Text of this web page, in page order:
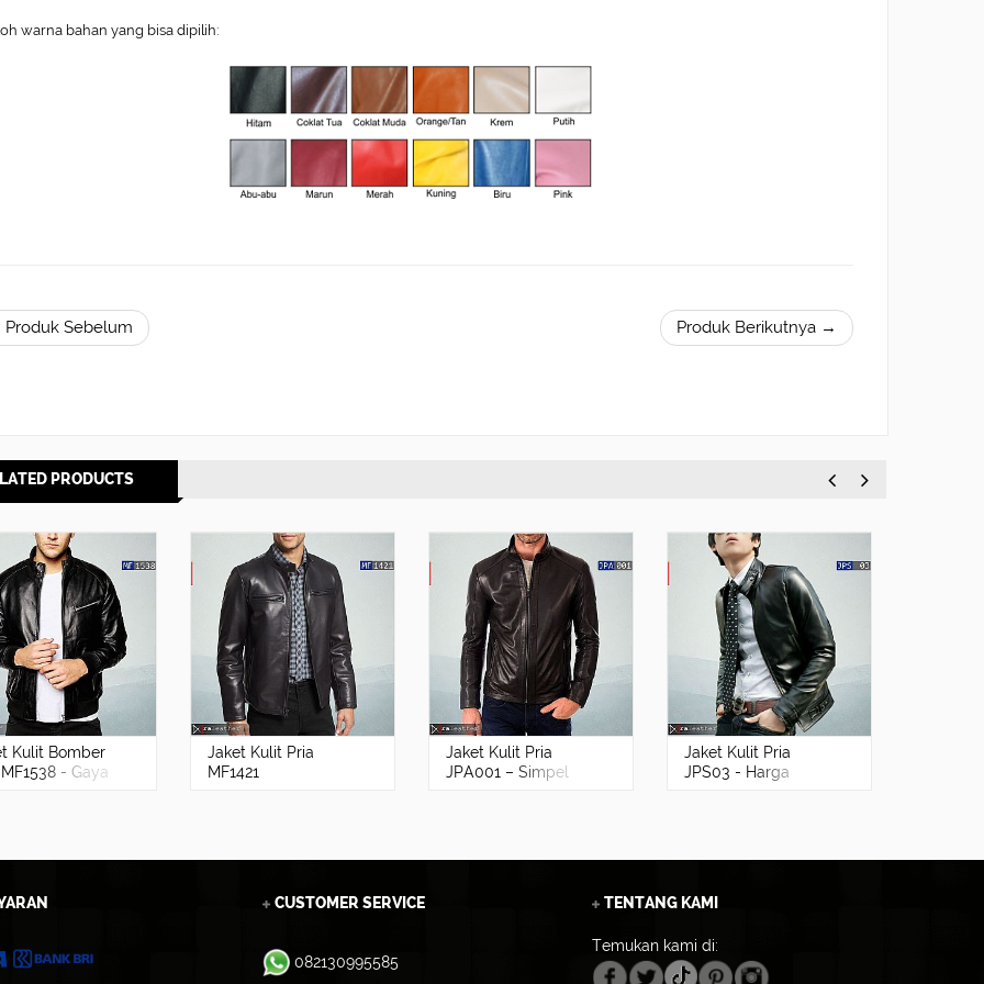
warna bahan yang bisa dipilih:
Sebelum Produk Berikutnya →
PRODUCTS
Kulit Bomber
- Gaya
Jaket Kulit Pria
MF1421
Jaket Kulit Pria
JPA001 – Simpel
Jaket Kulit Pria
JPS03 - Harga
CUSTOMER SERVICE
082130995585
TENTANG KAMI
Temukan kami di: